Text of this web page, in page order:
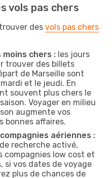
vols pas chers
des vols pas chers
moins chers : les jours
trouver des billets
de Marseille sont
et le jeudi. En
souvent plus chers le
Voyager en milieu
augmente vos
bonnes affaires.
aériennes :
recherche activé,
compagnies low cost et
si vos dates de voyage
plus de chances de